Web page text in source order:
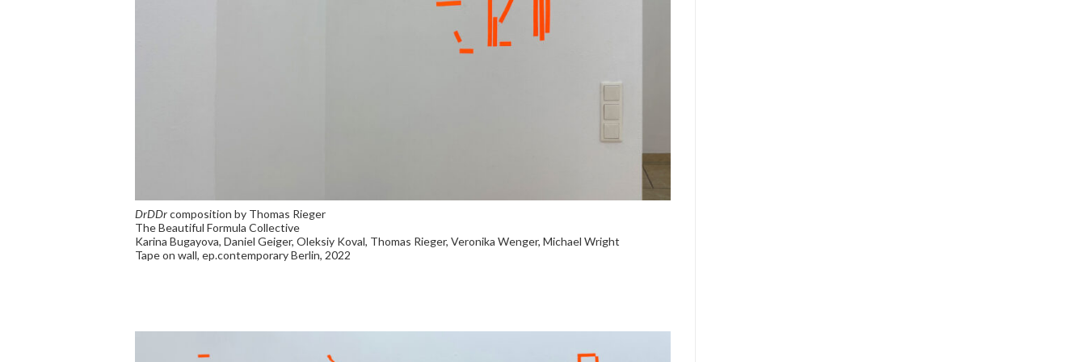
DrDDrcomposition by Thomas Rieger
The Beautiful Formula Collective
Karina Bugayova, Daniel Geiger, Oleksiy Koval, Thomas Rieger, Veronika Wenger, Michael Wright
Tape on wall, ep.contemporary Berlin, 2022